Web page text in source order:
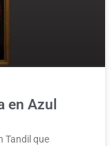
en Azul
Tandil que